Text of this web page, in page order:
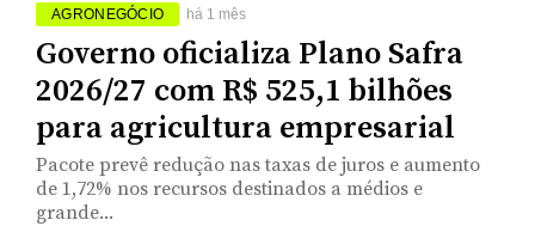
AGRONEGÓCIO há 1 mês
Governo oficializa Plano Safra
2026/27 com R$ 525,1 bilhões
para agricultura empresarial
Pacote prevê redução nas taxas de juros e aumento
de 1,72% nos recursos destinados a médios e
grande...